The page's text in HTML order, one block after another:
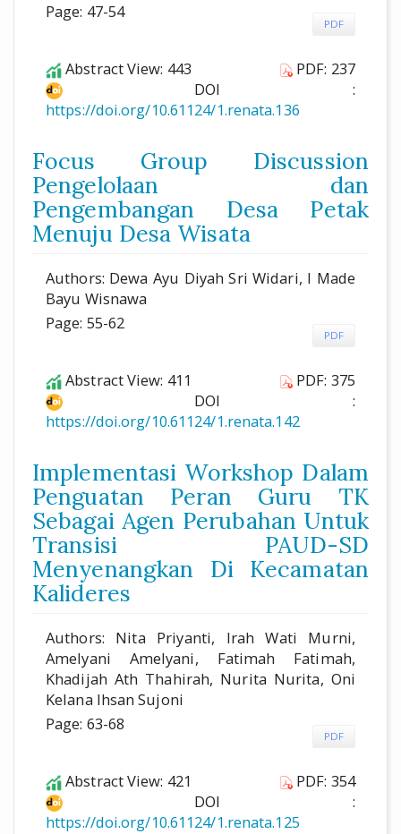
Page: 47-54
PDF
Abstract View: 443
PDF: 237
DOI :
https://doi.org/10.61124/1.renata.136
Focus Group Discussion
Pengelolaan dan
Pengembangan Desa Petak
Menuju Desa Wisata
Authors: Dewa Ayu Diyah Sri Widari, I Made
Bayu Wisnawa
Page: 55-62
PDF
Abstract View: 411
PDF: 375
DOI :
https://doi.org/10.61124/1.renata.142
Implementasi Workshop Dalam
Penguatan Peran Guru TK
Sebagai Agen Perubahan Untuk
Transisi PAUD-SD
Menyenangkan Di Kecamatan
Kalideres
Authors: Nita Priyanti, Irah Wati Murni,
Amelyani Amelyani, Fatimah Fatimah,
Khadijah Ath Thahirah, Nurita Nurita, Oni
Kelana Ihsan Sujoni
Page: 63-68
PDF
Abstract View: 421
PDF: 354
DOI :
https://doi.org/10.61124/1.renata.125